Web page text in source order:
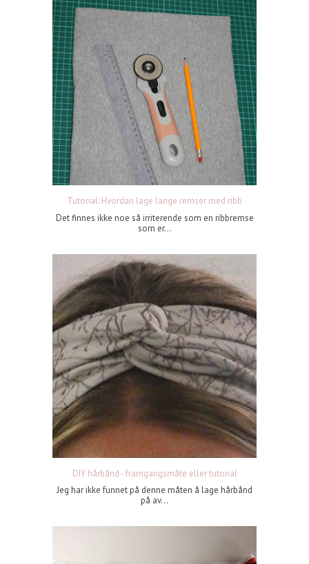
Tutorial: Hvordan lage lange remser med ribb
Det finnes ikke noe så irriterende som en ribbremse
som er...
DIY hårbånd - framgangsmåte eller tutorial
Jeg har ikke funnet på denne måten å lage hårbånd
på av...